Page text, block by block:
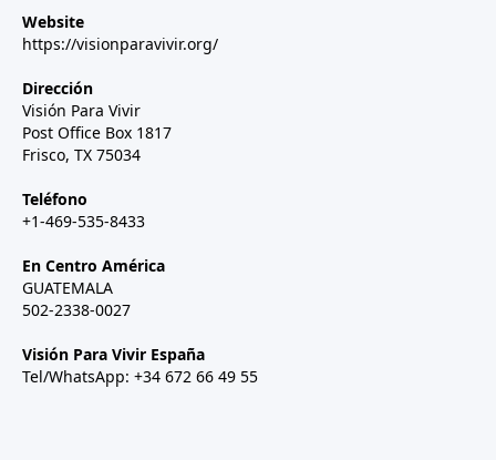
Website
https://visionparavivir.org/
Dirección
Visión Para Vivir
Post Office Box 1817
Frisco, TX 75034
Teléfono
+1-469-535-8433
En Centro América
GUATEMALA
502-2338-0027
Visión Para Vivir España
Tel/WhatsApp: +34 672 66 49 55